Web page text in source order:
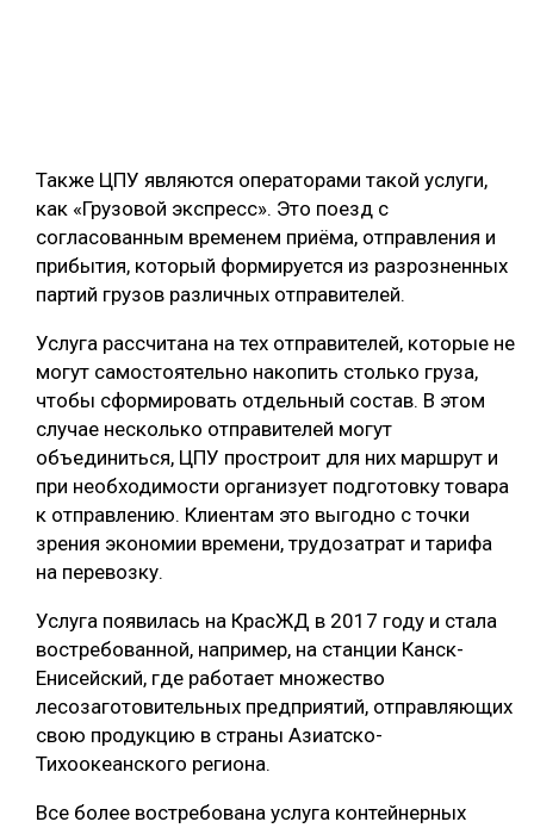
Также ЦПУ являются операторами такой услуги,
как «Грузовой экспресс». Это поезд с
согласованным временем приёма, отправления и
прибытия, который формируется из разрозненных
партий грузов различных отправителей.
Услуга рассчитана на тех отправителей, которые не
могут самостоятельно накопить столько груза,
чтобы сформировать отдельный состав. В этом
случае несколько отправителей могут
объединиться, ЦПУ простроит для них маршрут и
при необходимости организует подготовку товара
к отправлению. Клиентам это выгодно с точки
зрения экономии времени, трудозатрат и тарифа
на перевозку.
Услуга появилась на КрасЖД в 2017 году и стала
востребованной, например, на станции Канск-
Енисейский, где работает множество
лесозаготовительных предприятий, отправляющих
свою продукцию в страны Азиатско-
Тихоокеанского региона.
Все более востребована услуга контейнерных